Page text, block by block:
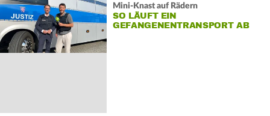
Mini-Knast auf Rädern
SO LÄUFT EIN
GEFANGENENTRANSPORT AB